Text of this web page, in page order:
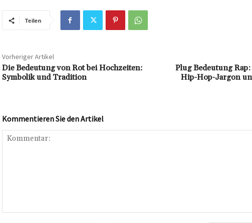
Teilen
Vorheriger Artikel
Die Bedeutung von Rot bei Hochzeiten:
Symbolik und Tradition
Plug Bedeutung
Hip-Hop-Jargon
Kommentieren Sie den Artikel